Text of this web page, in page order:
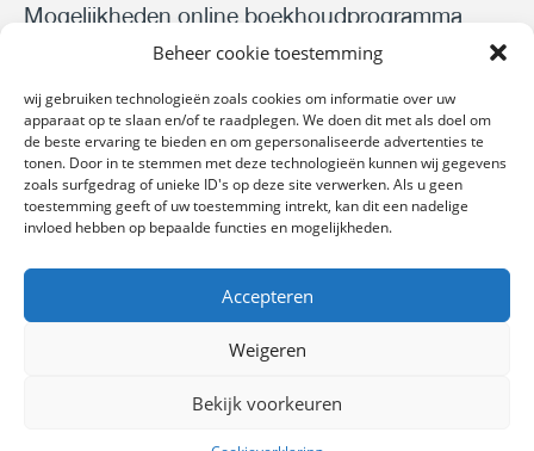
Beheer cookie toestemming
wij gebruiken technologieën zoals cookies om informatie over uw
apparaat op te slaan en/of te raadplegen. We doen dit met als doel om
de beste ervaring te bieden en om gepersonaliseerde advertenties te
tonen. Door in te stemmen met deze technologieën kunnen wij gegevens
zoals surfgedrag of unieke ID's op deze site verwerken. Als u geen
toestemming geeft of uw toestemming intrekt, kan dit een nadelige
invloed hebben op bepaalde functies en mogelijkheden.
Accepteren
Weigeren
Bekijk voorkeuren
Mogelijkheden online boekhoudprogramma
Online facturen maken
Factuur wordt niet betaald?
Urenregistratie zzp’er
Online inkoopfacturen inboeken
Financiële rapportages maken
Online facturatiepakketten
Gratis factuurprogramma
Standaard factuurprogramma